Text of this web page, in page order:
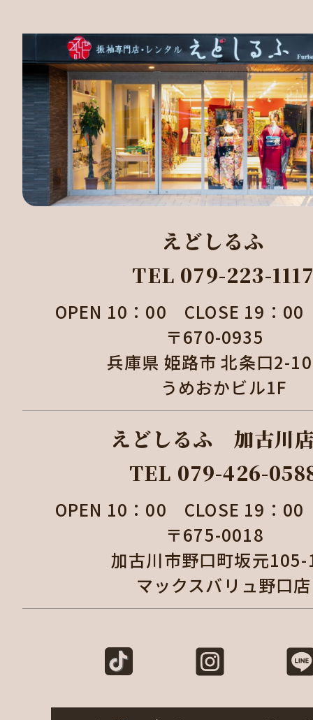
えどしるふ
TEL 079-223-
OPEN 10：00 CLOSE 19：
〒670-0935
兵庫県 姫路市 北条口
うめおかビル1F
えどしるふ 加古
TEL 079-426-
OPEN 10：00 CLOSE 19：
〒675-0018
加古川市野口町坂元
マックスバリュ野口店